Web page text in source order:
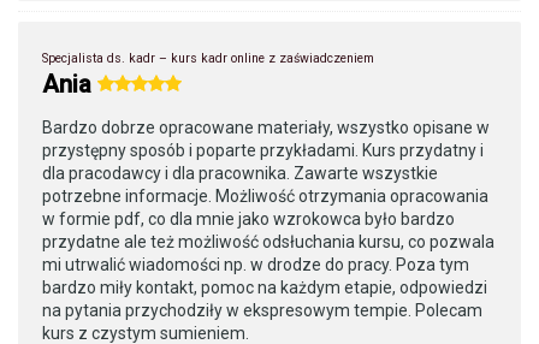
Specjalista ds. kadr – kurs kadr online z zaświadczeniem
Ania
Bardzo dobrze opracowane materiały, wszystko opisane w
przystępny sposób i poparte przykładami. Kurs przydatny i
dla pracodawcy i dla pracownika. Zawarte wszystkie
potrzebne informacje. Możliwość otrzymania opracowania
w formie pdf, co dla mnie jako wzrokowca było bardzo
przydatne ale też możliwość odsłuchania kursu, co pozwala
mi utrwalić wiadomości np. w drodze do pracy. Poza tym
bardzo miły kontakt, pomoc na każdym etapie, odpowiedzi
na pytania przychodziły w ekspresowym tempie. Polecam
kurs z czystym sumieniem.